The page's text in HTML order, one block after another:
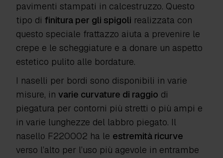
pavimenti stampati in calcestruzzo. Questo
tipo di finitura per gli spigoli realizzata con
questo speciale frattazzo aiuta a prevenire le
crepe e le scheggiature e a donare un aspetto
estetico pulito alle bordature.
I naselli per bordi sono disponibili in varie
misure, in varie curvature di raggio di
piegatura per contorni più stretti o più ampi e
in varie lunghezze del labbro piegato. Il
nasello F220002 ha le estremità ricurve
verso l’alto per l’uso più agevole in entrambe